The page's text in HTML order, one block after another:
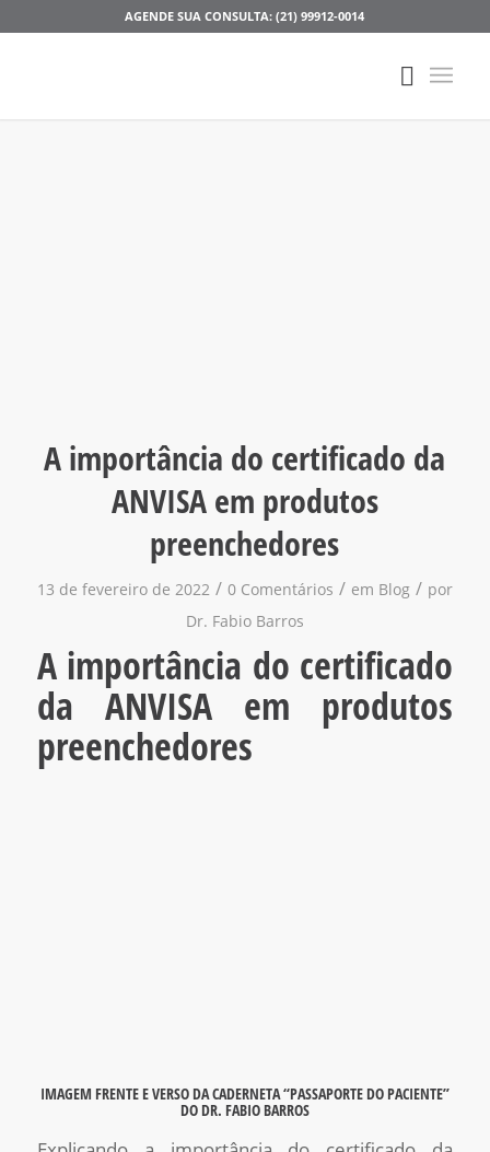
AGENDE SUA CONSULTA: (21) 99912-0014
A importância do certificado da
ANVISA em produtos
preenchedores
13 de fevereiro de 2022 / 0 Comentários / em Blog / por
Dr. Fabio Barros
A importância do certificado
da ANVISA em produtos
preenchedores
IMAGEM FRENTE E VERSO DA CADERNETA “PASSAPORTE DO PACIENTE”
DO DR. FABIO BARROS